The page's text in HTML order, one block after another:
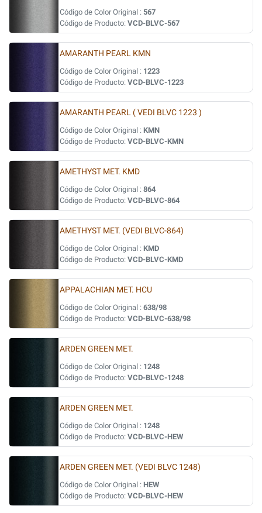
Código de Color Original : 567
Código de Producto: VCD-BLVC-567
AMARANTH PEARL KMN
Código de Color Original : 1223
Código de Producto: VCD-BLVC-1223
AMARANTH PEARL ( VEDI BLVC 1223 )
Código de Color Original : KMN
Código de Producto: VCD-BLVC-KMN
AMETHYST MET. KMD
Código de Color Original : 864
Código de Producto: VCD-BLVC-864
AMETHYST MET. (VEDI BLVC-864)
Código de Color Original : KMD
Código de Producto: VCD-BLVC-KMD
APPALACHIAN MET. HCU
Código de Color Original : 638/98
Código de Producto: VCD-BLVC-638/98
ARDEN GREEN MET.
Código de Color Original : 1248
Código de Producto: VCD-BLVC-1248
ARDEN GREEN MET.
Código de Color Original : 1248
Código de Producto: VCD-BLVC-HEW
ARDEN GREEN MET. (VEDI BLVC 1248)
Código de Color Original : HEW
Código de Producto: VCD-BLVC-HEW